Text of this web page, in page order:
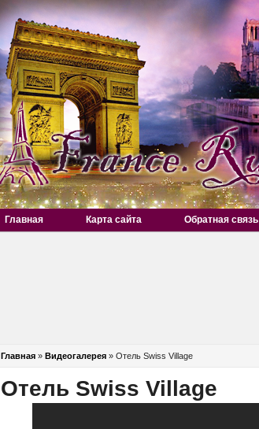
Главная Карта сайта Обратная связь
Главная » Видеогалерея » Отель Swiss Village
Отель Swiss Village